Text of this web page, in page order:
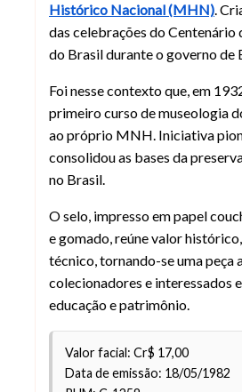
Histórico Nacional (MHN).
das celebrações do Centenário
do Brasil durante o governo de
Foi nesse contexto que, em
primeiro curso de museologia
ao próprio MNH. Iniciativa
consolidou as bases da
no Brasil.
O selo, impresso em papel
e gomado, reúne valor
técnico, tornando-se uma peça
colecionadores e interessados
educação e patrimônio.
Valor facial: Cr$ 17,00
Data de emissão: 18/05/1982